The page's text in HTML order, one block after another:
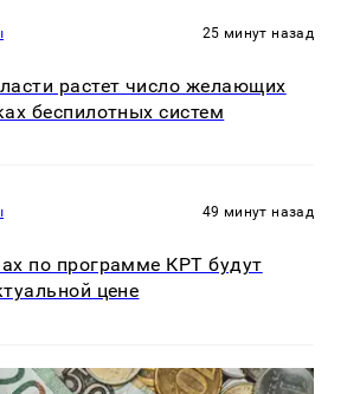
25 минут назад
растет число желающих
беспилотных систем
49 минут назад
по программе КРТ будут
цене